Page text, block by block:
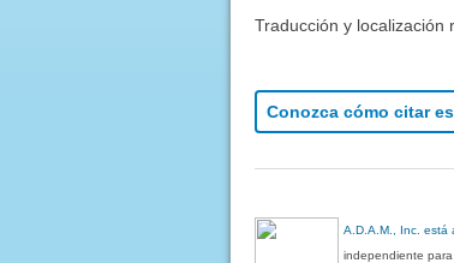
Traducción y localización
Conozca cómo citar
A.D.A.M., Inc. está
independiente